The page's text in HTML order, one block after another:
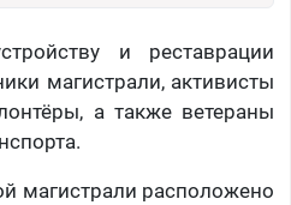
и реставрации
магистрали, активисты
а также ветераны
магистрали расположено